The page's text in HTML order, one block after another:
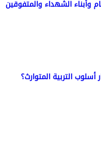
الشهداء والمتفوقين
التربية المتوارث؟